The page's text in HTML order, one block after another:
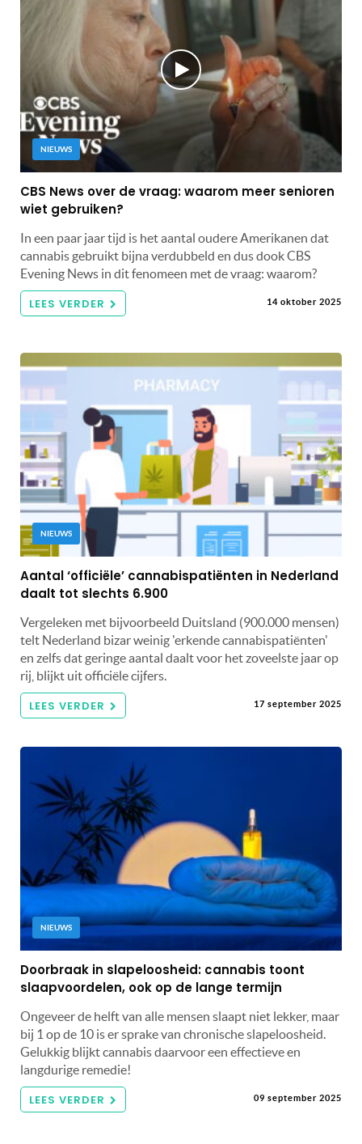
NIEUWS
CBS News over de vraag: waarom meer senioren
wiet gebruiken?
In een paar jaar tijd is het aantal oudere Amerikanen dat
cannabis gebruikt bijna verdubbeld en dus dook CBS
Evening News in dit fenomeen met de vraag: waarom?
LEES VERDER 14 oktober 2025
NIEUWS
Aantal ‘officiële’ cannabispatiënten in Nederland
daalt tot slechts 6.900
Vergeleken met bijvoorbeeld Duitsland (900.000 mensen)
telt Nederland bizar weinig 'erkende cannabispatiënten'
en zelfs dat geringe aantal daalt voor het zoveelste jaar op
rij, blijkt uit officiële cijfers.
LEES VERDER 17 september 2025
NIEUWS
Doorbraak in slapeloosheid: cannabis toont
slaapvoordelen, ook op de lange termijn
Ongeveer de helft van alle mensen slaapt niet lekker, maar
bij 1 op de 10 is er sprake van chronische slapeloosheid.
Gelukkig blijkt cannabis daarvoor een effectieve en
langdurige remedie!
LEES VERDER 09 september 2025